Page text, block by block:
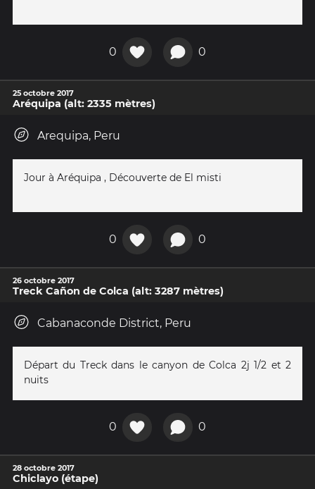
0 0
25 octobre 2017
Aréquipa (alt: 2335 mètres)
Arequipa, Peru
Jour à Aréquipa , Découverte de El misti
0 0
26 octobre 2017
Treck Cañon de Colca (alt: 3287 mètres)
Cabanaconde District, Peru
Départ du Treck dans le canyon de Colca 2j 1/2 et 2
nuits
0 0
28 octobre 2017
Chiclayo (étape)